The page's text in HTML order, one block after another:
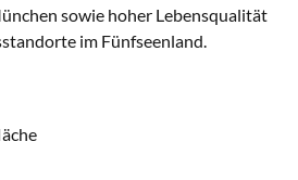
sowie hoher Lebensqualität
im Fünfseenland.